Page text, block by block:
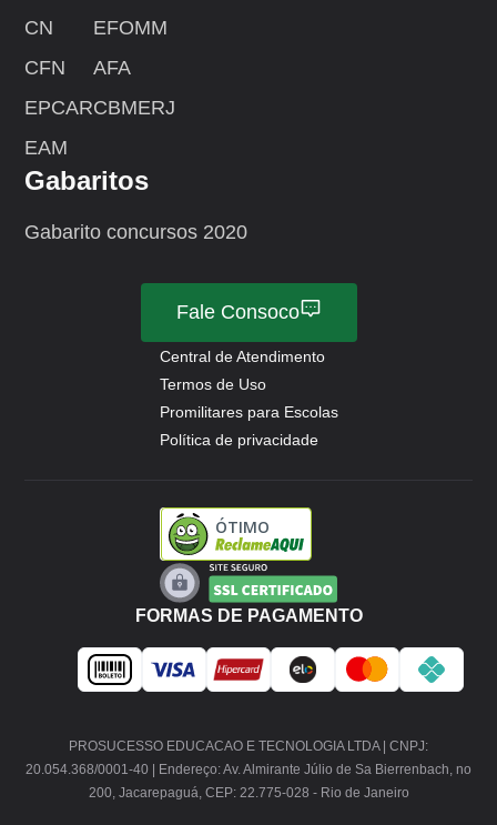
CN
CFN
EPCAR
EAM
EFOMM
AFA
CBMERJ
Gabaritos
Gabarito concursos 2020
Central de Atendimento
Termos de Uso
Promilitares para Escolas
Política de privacidade
Fale Consoco
ÓTIMO
FORMAS DE PAGAMENTO
PROSUCESSO EDUCACAO E TECNOLOGIA LTDA | CNPJ:
20.054.368/0001-40 | Endereço: Av. Almirante Júlio de Sa Bierrenbach, no
200, Jacarepaguá, CEP: 22.775-028 - Rio de Janeiro